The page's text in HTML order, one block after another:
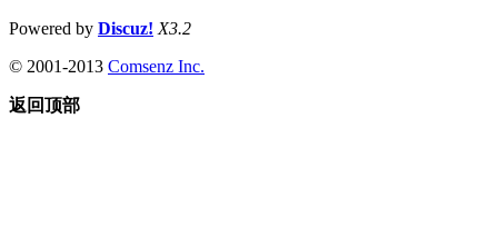
Powered by Discuz! X3.2
© 2001-2013 Comsenz Inc.
返回顶部